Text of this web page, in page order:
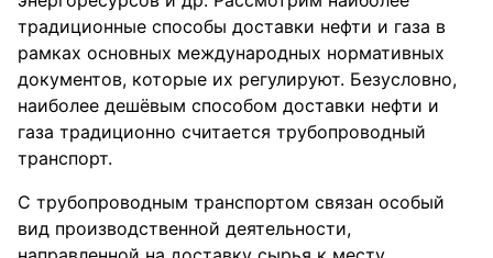
традиционные способы доставки нефти и газа в
рамках основных международных нормативных
документов, которые их регулируют. Безусловно,
наиболее дешёвым способом доставки нефти и
газа традиционно считается трубопроводный
транспорт.
С трубопроводным транспортом связан особый
вид производственной деятельности,